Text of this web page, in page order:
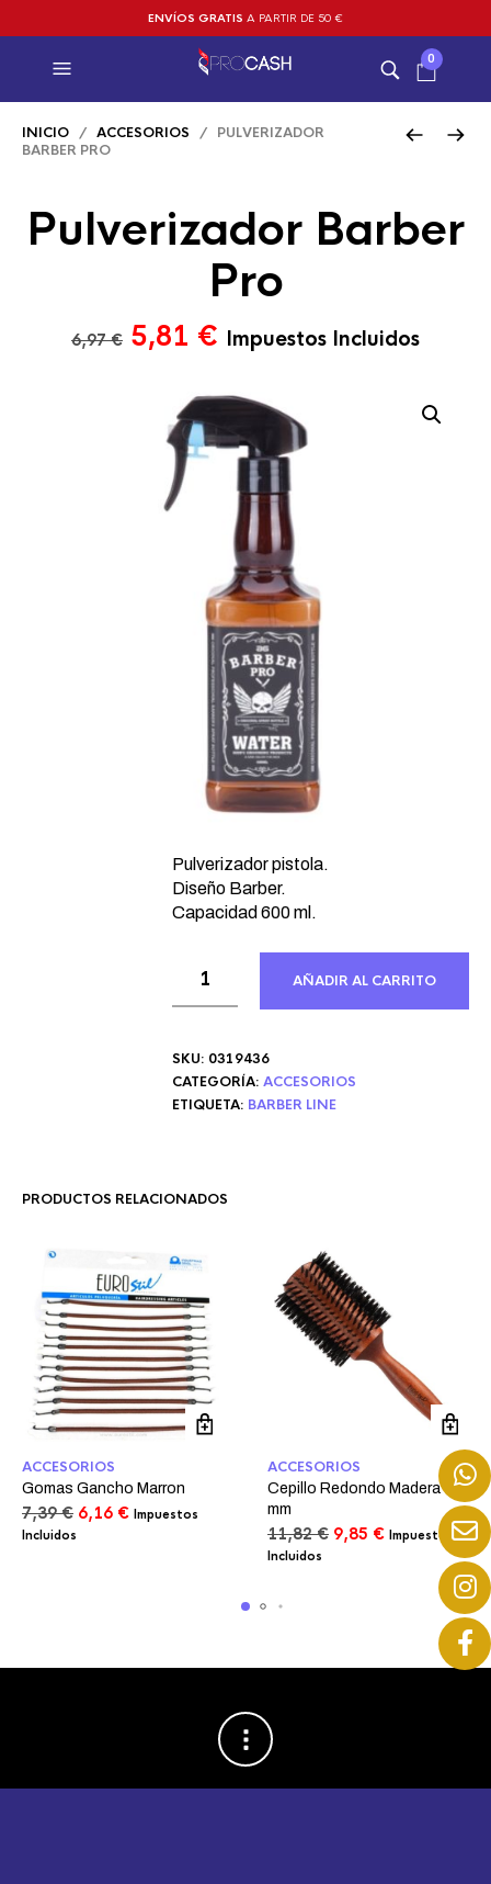
ENVÍOS GRATIS A PARTIR DE 50 €
0
INICIO / ACCESORIOS / PULVERIZADOR
BARBER PRO
Pulverizador Barber
Pro
6,97€ El
original
era:
6,97 €.
5,81 € El
precio
actual
es:
5,81 €.
Impuestos Incluidos
Pulverizador pistola.
Diseño Barber.
Capacidad 600 ml.
AÑADIR AL CARRITO
SKU: 0319436
CATEGORÍA: ACCESORIOS
ETIQUETA: BARBER LINE
PRODUCTOS RELACIONADOS
ACCESORIOS
Gomas Gancho Marron
7,39€ El
6,16 €ElImpuestos
Incluidos
ACCESORIOS
Cepillo Redondo Madera 45
mm
11,82€ El
9,85 €ElImpuestos
Incluidos